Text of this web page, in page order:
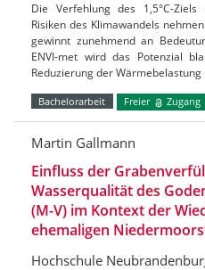
Die Verfehlung des 1,5°C-
Risiken des Klimawandels
gewinnt zunehmend an
ENVI-met wird das Potenzial
Reduzierung der
Bachelorarbeit Freier Zugang
Martin Gallmann
Einfluss der
Wasserqualität des
(M-V) im Kontext der
ehemaligen
Hochschule